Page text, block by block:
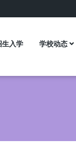
生入学 学校动态